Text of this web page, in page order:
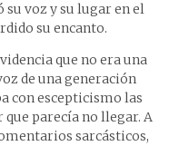
voz y su lugar en el
su encanto.
que no era una
de una generación
con escepticismo las
parecía no llegar. A
sarcásticos,